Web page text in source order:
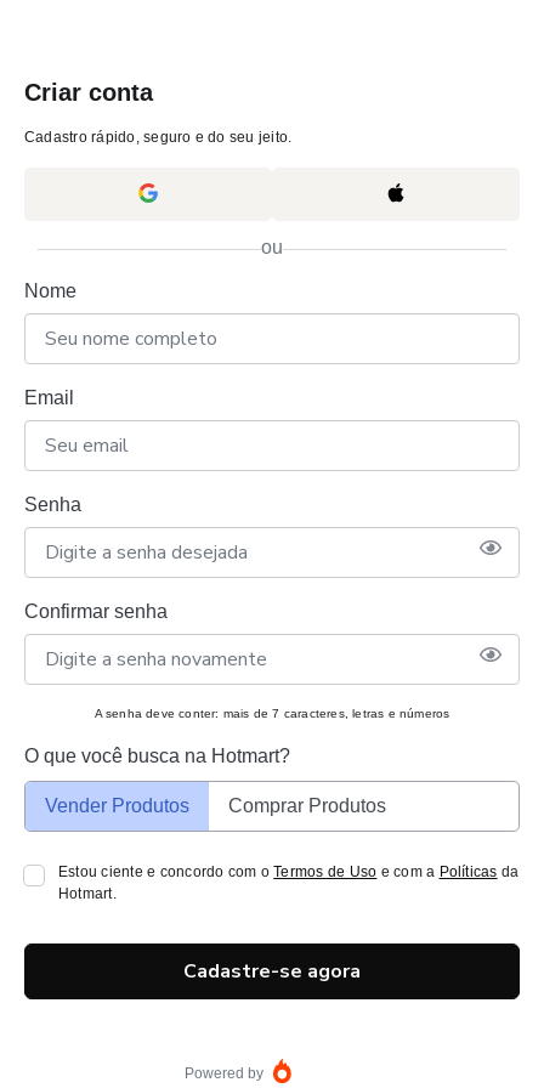
Criar conta
Cadastro rápido, seguro e do seu jeito.
ou
Nome
Email
Senha
Confirmar senha
A senha deve conter: mais de 7 caracteres, letras e números
O que você busca na Hotmart?
Vender Produtos Comprar Produtos
Estou ciente e concordo com oTermos de Uso e com a Políticas da
Hotmart.
Cadastre-se agora
Powered by